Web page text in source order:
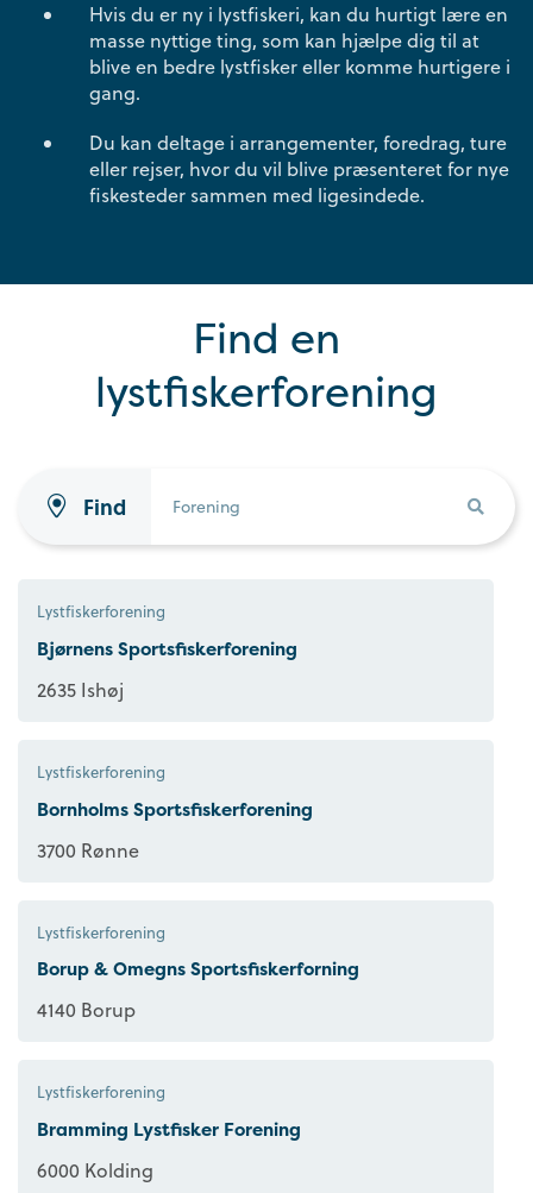
Hvis du er ny i lystfiskeri, kan du hurtigt lære en
masse nyttige ting, som kan hjælpe dig til at
blive en bedre lystfisker eller komme hurtigere i
gang.
Du kan deltage i arrangementer, foredrag, ture
eller rejser, hvor du vil blive præsenteret for nye
fiskesteder sammen med ligesindede.
Find en
lystfiskerforening
Find
Lystfiskerforening
Bjørnens Sportsfiskerforening
2635 Ishøj
Lystfiskerforening
Bornholms Sportsfiskerforening
3700 Rønne
Lystfiskerforening
Borup & Omegns Sportsfiskerforning
4140 Borup
Lystfiskerforening
Bramming Lystfisker Forening
6000 Kolding